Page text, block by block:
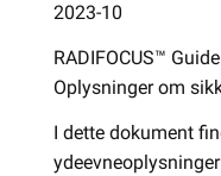
2023-10
RADIFOCUS™
Oplysninger om
I dette dokument